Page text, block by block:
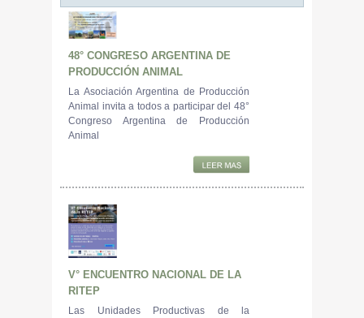
48° CONGRESO ARGENTINA DE
PRODUCCIÓN ANIMAL
La Asociación Argentina de Producción
Animal invita a todos a participar del 48°
Congreso Argentina de Producción
Animal
V° ENCUENTRO NACIONAL DE LA
RITEP
Las Unidades Productivas de la